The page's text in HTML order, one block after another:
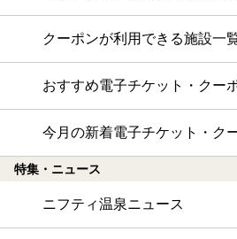
クーポンが利用できる施設一
おすすめ電子チケット・クー
今月の新着電子チケット・ク
特集・ニュース
ニフティ温泉ニュース